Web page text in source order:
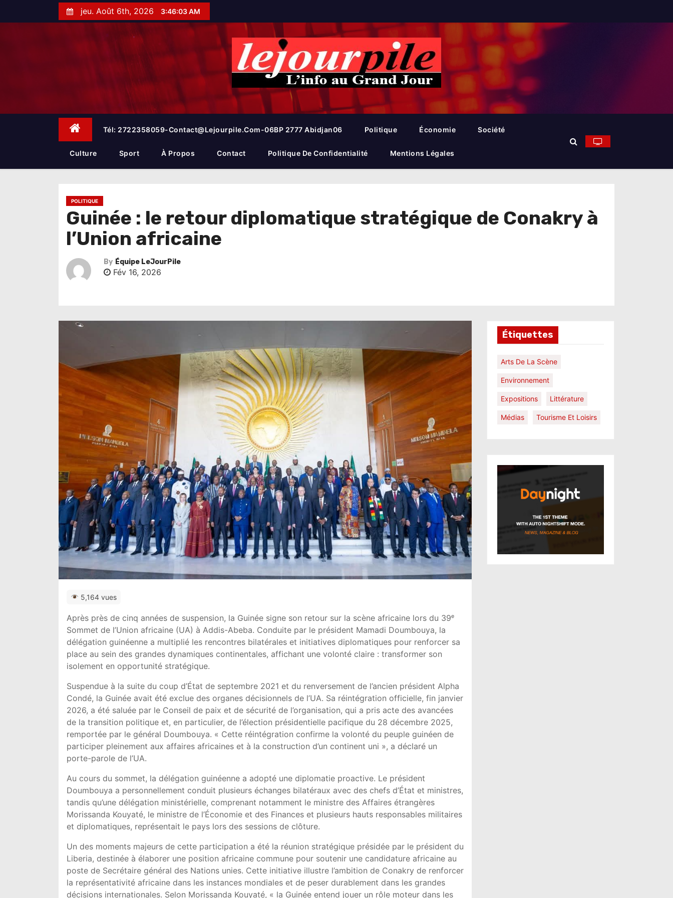
t
jeu. Août 6th, 2026 3:46:05 AM
Tél: 2722358059-Contact@lejourpile.com-06BP 2777 Abidjan06 Politique Économie Société
Culture Sport À Propos Contact Politique De Confidentialité Mentions Légales
POLITIQUE
Guinée : le retour diplomatique stratégique de Conakry à
l’Union africaine
By Équipe LeJourPile
Fév 16, 2026
5,164 vues
Après près de cinq années de suspension, la Guinée signe son retour sur la scène africaine lors du 39ᵉ
Sommet de l’Union africaine (UA) à Addis-Abeba. Conduite par le président Mamadi Doumbouya, la
délégation guinéenne a multiplié les rencontres bilatérales et initiatives diplomatiques pour renforcer sa
place au sein des grandes dynamiques continentales, affichant une volonté claire : transformer son
isolement en opportunité stratégique.
Suspendue à la suite du coup d’État de septembre 2021 et du renversement de l’ancien président Alpha
Condé, la Guinée avait été exclue des organes décisionnels de l’UA. Sa réintégration officielle, fin janvier
2026, a été saluée par le Conseil de paix et de sécurité de l’organisation, qui a pris acte des avancées
de la transition politique et, en particulier, de l’élection présidentielle pacifique du 28 décembre 2025,
remportée par le général Doumbouya. « Cette réintégration confirme la volonté du peuple guinéen de
participer pleinement aux affaires africaines et à la construction d’un continent uni », a déclaré un
porte-parole de l’UA.
Au cours du sommet, la délégation guinéenne a adopté une diplomatie proactive. Le président
Doumbouya a personnellement conduit plusieurs échanges bilatéraux avec des chefs d’État et ministres,
tandis qu’une délégation ministérielle, comprenant notamment le ministre des Affaires étrangères
Morissanda Kouyaté, le ministre de l’Économie et des Finances et plusieurs hauts responsables militaires
et diplomatiques, représentait le pays lors des sessions de clôture.
Un des moments majeurs de cette participation a été la réunion stratégique présidée par le président du
Liberia, destinée à élaborer une position africaine commune pour soutenir une candidature africaine au
poste de Secrétaire général des Nations unies. Cette initiative illustre l’ambition de Conakry de renforcer
la représentativité africaine dans les instances mondiales et de peser durablement dans les grandes
décisions internationales. Selon Morissanda Kouyaté, « la Guinée entend jouer un rôle moteur dans les
Étiquettes
Arts De La Scène
Environnement
Expositions Littérature
Médias Tourisme Et Loisirs